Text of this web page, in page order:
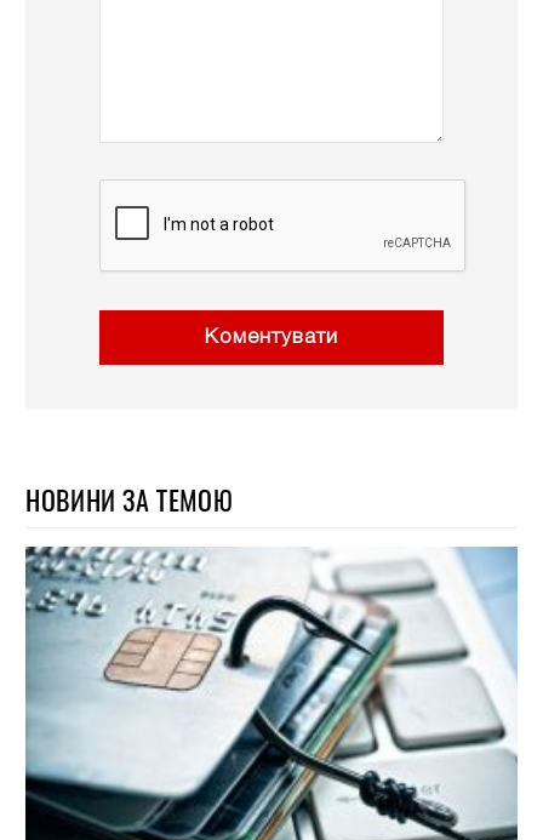
Коментувати
НОВИНИ ЗА ТЕМОЮ